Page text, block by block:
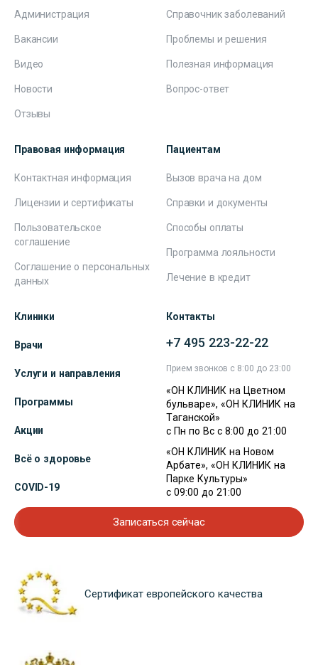
Администрация
Вакансии
Видео
Новости
Отзывы
Справочник заболеваний
Проблемы и решения
Полезная информация
Вопрос-ответ
Правовая информация
Контактная информация
Лицензии и сертификаты
Пользовательское
соглашение
Соглашение о персональных
данных
Пациентам
Вызов врача на дом
Справки и документы
Способы оплаты
Программа лояльности
Лечение в кредит
Клиники
Врачи
Услуги и направления
Программы
Акции
Всё о здоровье
COVID-19
Контакты
+7 495 223-22-22
Прием звонков с 8:00 до 23:00
«ОН КЛИНИК на Цветном
бульваре», «ОН КЛИНИК на
Таганской»
с Пн по Вс с 8:00 до 21:00
«ОН КЛИНИК на Новом
Арбате», «ОН КЛИНИК на
Парке Культуры»
с 09:00 до 21:00
Записаться сейчас
Сертификат европейского качества